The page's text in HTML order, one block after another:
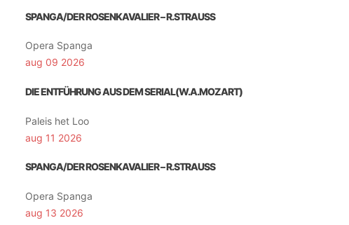
SPANGA/DER ROSENKAVALIER – R.STRAUSS
Opera Spanga
aug 09 2026
DIE ENTFÜHRUNG AUS DEM SERIAL(W.A.MOZART)
Paleis het Loo
aug 11 2026
SPANGA/DER ROSENKAVALIER – R.STRAUSS
Opera Spanga
aug 13 2026